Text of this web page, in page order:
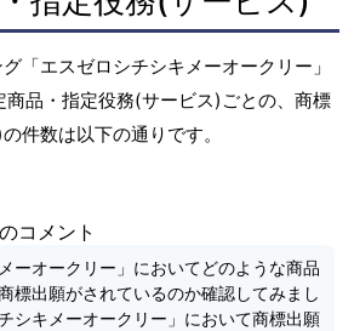
「エスゼロシチシキメーオークリー」
商品・指定役務(サービス)ごとの、商標
件数は以下の通りです。
コメント
ーオークリー」においてどのような商品
標出願がされているのか確認してみまし
シキメーオークリー」において商標出願